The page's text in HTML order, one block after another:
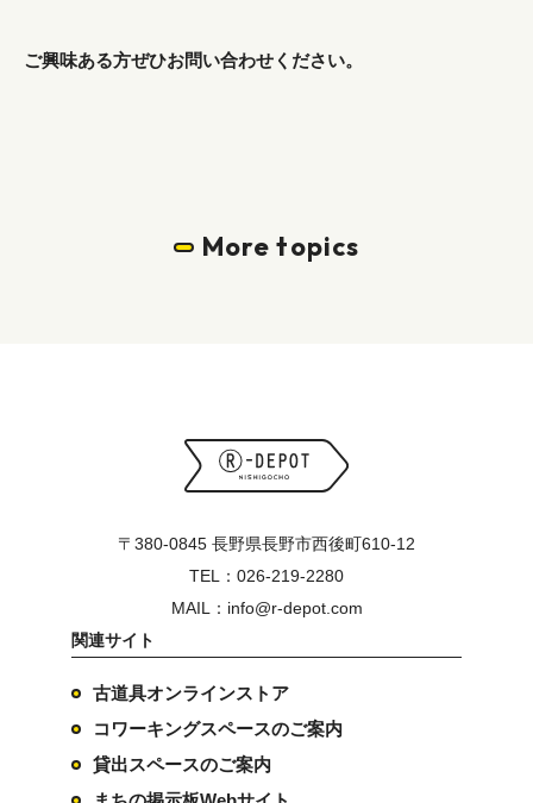
ご興味ある方ぜひお問い合わせください。
More topics
〒380-0845 長野県長野市西後町610-12
TEL：026-219-2280
MAIL：info@r-depot.com
関連サイト
古道具オンラインストア
コワーキングスペースのご案内
貸出スペースのご案内